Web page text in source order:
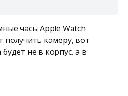
часы Apple Watch
получить камеру, вот
не в корпус, а в